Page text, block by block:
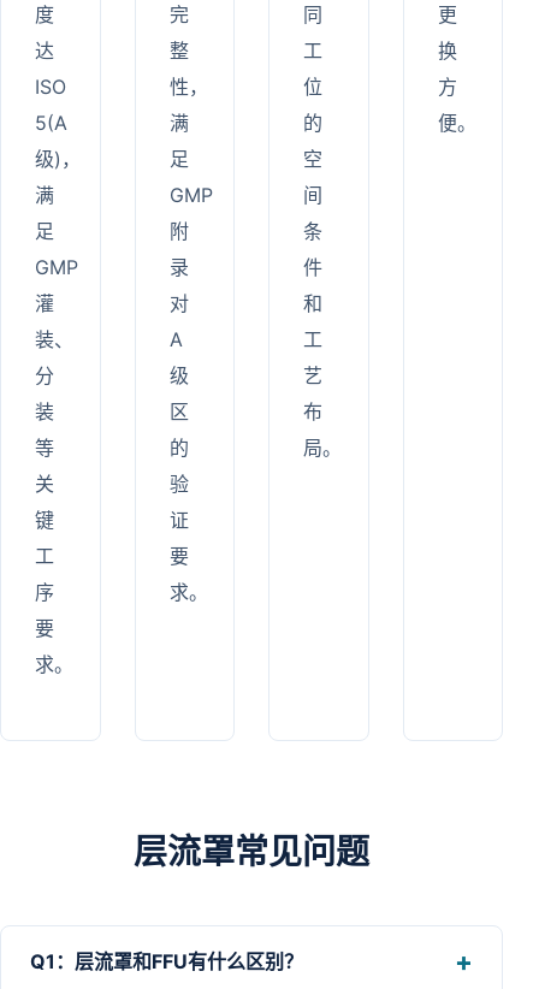
度
达
ISO
5(A
级)，
满
足
GMP
灌
装、
分
装
等
关
键
工
序
要
求。
完
整
性，
满
足
GMP
附
录
对
A
级
区
的
验
证
要
求。
同
工
位
的
空
间
条
件
和
工
艺
布
局。
更
换
方
便。
层流罩常见问题
Q1：层流罩和FFU有什么区别？